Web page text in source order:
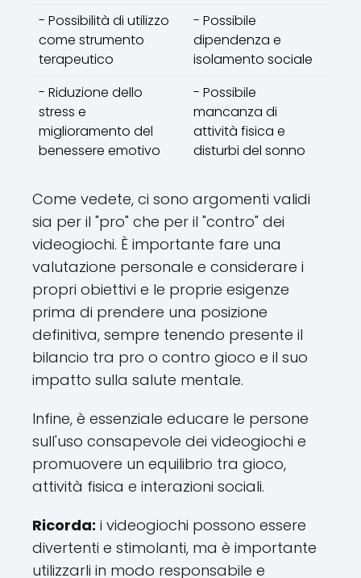
- Possibilità di utilizzo
come strumento
terapeutico
- Possibile
dipendenza e
isolamento sociale
- Riduzione dello
stress e
miglioramento del
benessere emotivo
- Possibile
mancanza di
attività fisica e
disturbi del sonno
Come vedete, ci sono argomenti validi
sia per il "pro" che per il "contro" dei
videogiochi. È importante fare una
valutazione personale e considerare i
propri obiettivi e le proprie esigenze
prima di prendere una posizione
definitiva, sempre tenendo presente il
bilancio tra pro o contro gioco e il suo
impatto sulla salute mentale.
Infine, è essenziale educare le persone
sull'uso consapevole dei videogiochi e
promuovere un equilibrio tra gioco,
attività fisica e interazioni sociali.
Ricorda: i videogiochi possono essere
divertenti e stimolanti, ma è importante
utilizzarli in modo responsabile e